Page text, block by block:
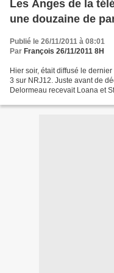
Les Anges de la
une douzaine de
Publié le 26/11/2011 à 08:01
Par François 26/11/2011 8H
Hier soir, était diffusé le
3 sur NRJ12. Juste avant de
Delormeau recevait Loana et